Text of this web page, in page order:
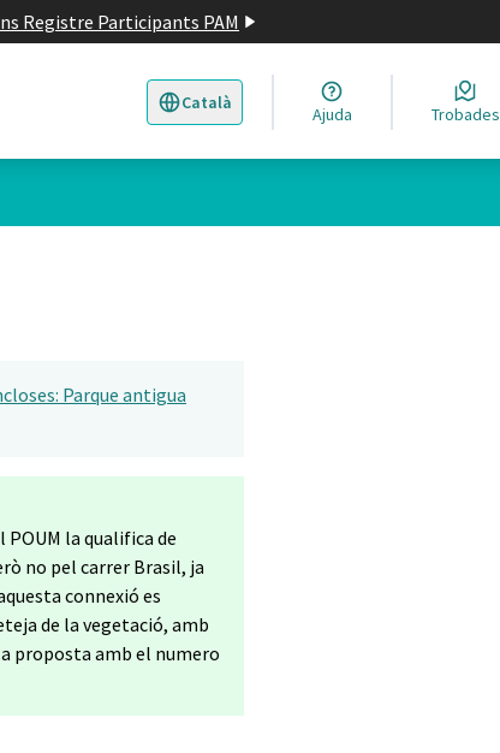
Registre Participants PAM
Català
Triar la llengua Elegir el idioma
Ajuda Trobades
Parque antigua
la qualifica de
no pel carrer Brasil, ja
connexió es
de la vegetació, amb
proposta amb el numero